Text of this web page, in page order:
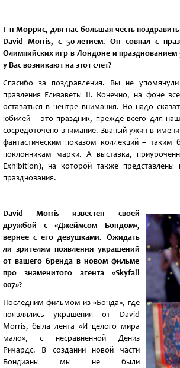
Г-н Моррис, для нас большая честь
David Morris, с 50-летием. Он совпал с
Олимпийских игр в Лондоне и
у Вас возникают на этот счет?
Спасибо за поздравления. Вы не
правления Елизаветы II. Конечно, на фоне
оставаться в центре внимания. Но надо
юбилей – это праздник, прежде всего для
сосредоточено внимание. Званый ужин в
фантастическим показом коллекций –
поклонникам марки. А выставка,
Exhibition), на которой также представлены
празднования.
David Morris известен своей
дружбой с «Джеймсом Бондом»,
вернее с его девушками. Ожидать
ли зрителям появления украшений
от вашего бренда в новом фильме
про знаменитого агента «Skyfall
007»?
Последним фильмом из «Бонда», где
появлялись украшения от David
Morris, была лента «И целого мира
мало», с несравненной Дениз
Ричардс. В создании новой части
Бондианы мы не были